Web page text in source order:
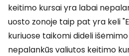
keitimo kursai yra labai
uosto zonoje taip pat yra keli
kuriuose taikomi dideli
nepalankūs valiutos keitimo